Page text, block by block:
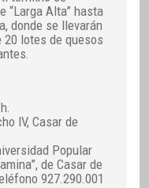
“Larga Alta” hasta
donde se llevarán
lotes de quesos
IV, Casar de
Popular
de Casar de
927.290.001